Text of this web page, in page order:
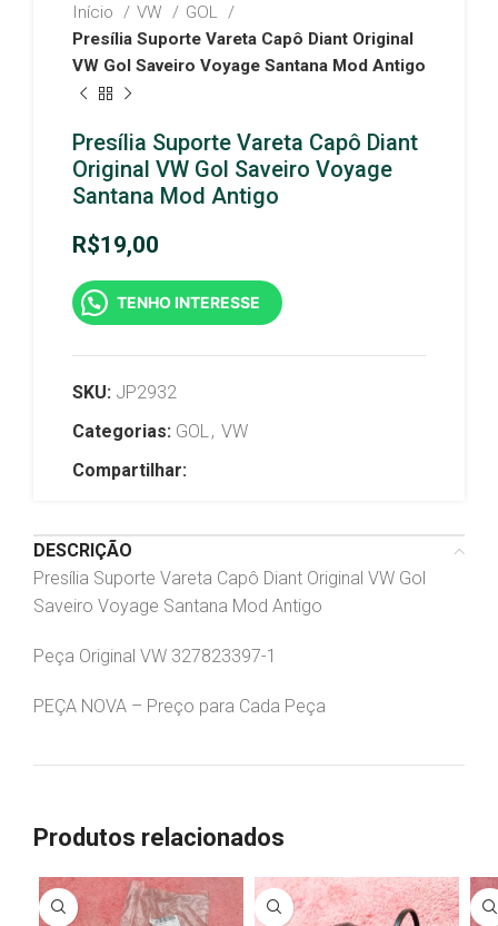
Início VW
GOL
Presília Suporte Vareta Capô Diant Original
VW Gol Saveiro Voyage Santana Mod Antigo
Presília Suporte Vareta Capô Diant
Original VW Gol Saveiro Voyage
Santana Mod Antigo
R$19,00
TENHO INTERESSE
SKU: JP2932
Categorias: GOL, VW
Compartilhar:
DESCRIÇÃO
Presília Suporte Vareta Capô Diant Original VW Gol
Saveiro Voyage Santana Mod Antigo
Peça Original VW 327823397-1
PEÇA NOVA – Preço para Cada Peça
Produtos relacionados